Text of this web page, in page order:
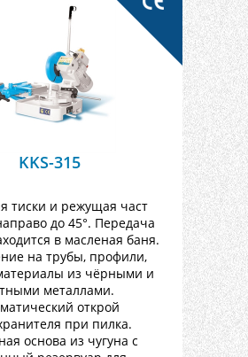
KKS-315
тиски и режущая част
до 45°. Передача
в масленая баня.
на трубы, профили,
из чёрными и
металлами.
открой
при пилка.
основа из чугуна с